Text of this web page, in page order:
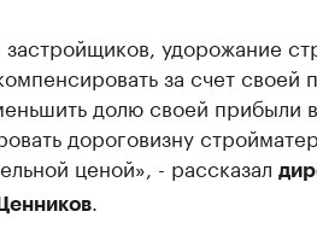
удорожание
за счет
долю своей прибыли
дороговизну
ценой», - рассказал
.